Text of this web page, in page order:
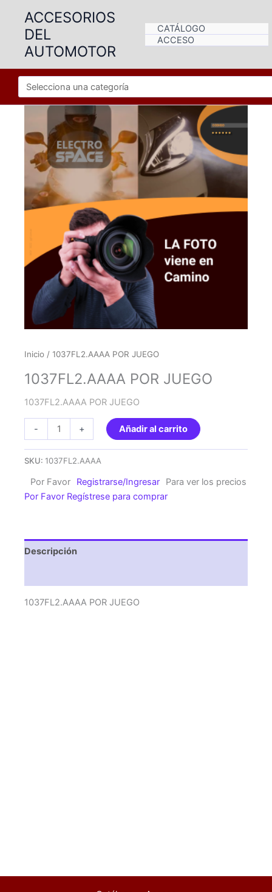
contenido
ACCESORIOS
DEL
AUTOMOTOR
CATÁLOGO
ACCESO
Inicio / 1037FL2.AAAA POR JUEGO
1037FL2.AAAA POR JUEGO
1037FL2.AAAA POR JUEGO
-
1037FL2.AAAA
POR
+ Añadir al carrito
SKU: 1037FL2.AAAA
Por Favor Registrarse/Ingresar
Para ver los precios
Por Favor Regístrese para comprar
Descripción
1037FL2.AAAA POR JUEGO